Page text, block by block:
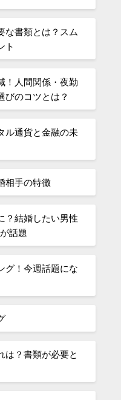
な書類とは？スム
ト
！人間関係・夜勤
びのコツとは？
ル通貨と金融の未
相手の特徴
？結婚したい男性
話題
グ！今週話題にな
は？書類が必要と